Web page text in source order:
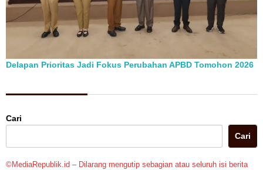
Delapan Prioritas Jadi Fokus Perubahan APBD Tomohon 2026
Cari
Cari
©MediaRepublik.id – Dilarang mengutip sebagian atau seluruh isi berita